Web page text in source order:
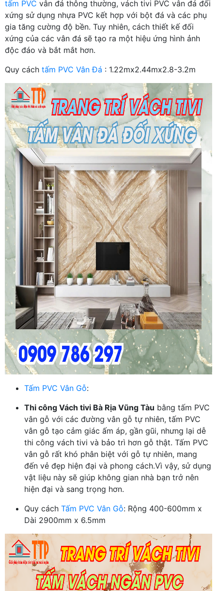
tấm PVC vân đá thông thường, vách tivi PVC vân đá đối
xứng sử dụng nhựa PVC kết hợp với bột đá và các phụ
gia tăng cường độ bền. Tuy nhiên, cách thiết kế đối
xứng của các vân đá sẽ tạo ra một hiệu ứng hình ảnh
độc đáo và bắt mắt hơn.
Quy cách tấm PVC Vân Đá : 1.22mx2.44mx2.8-3.2m
Tấm PVC Vân Gỗ:
Thi công Vách tivi Bà Rịa Vũng Tàu bằng tấm PVC
vân gỗ với các đường vân gỗ tự nhiên, tấm PVC
vân gỗ tạo cảm giác ấm áp, gần gũi, nhưng lại dễ
thi công vách tivi và bảo trì hơn gỗ thật. Tấm PVC
vân gỗ rất khó phân biệt với gỗ tự nhiên, mang
đến vẻ đẹp hiện đại và phong cách.Vì vậy, sử dụng
vật liệu này sẽ giúp không gian nhà bạn trở nên
hiện đại và sang trọng hơn.
Quy cách Tấm PVC Vân Gỗ: Rộng 400-600mm x
Dài 2900mm x 6.5mm